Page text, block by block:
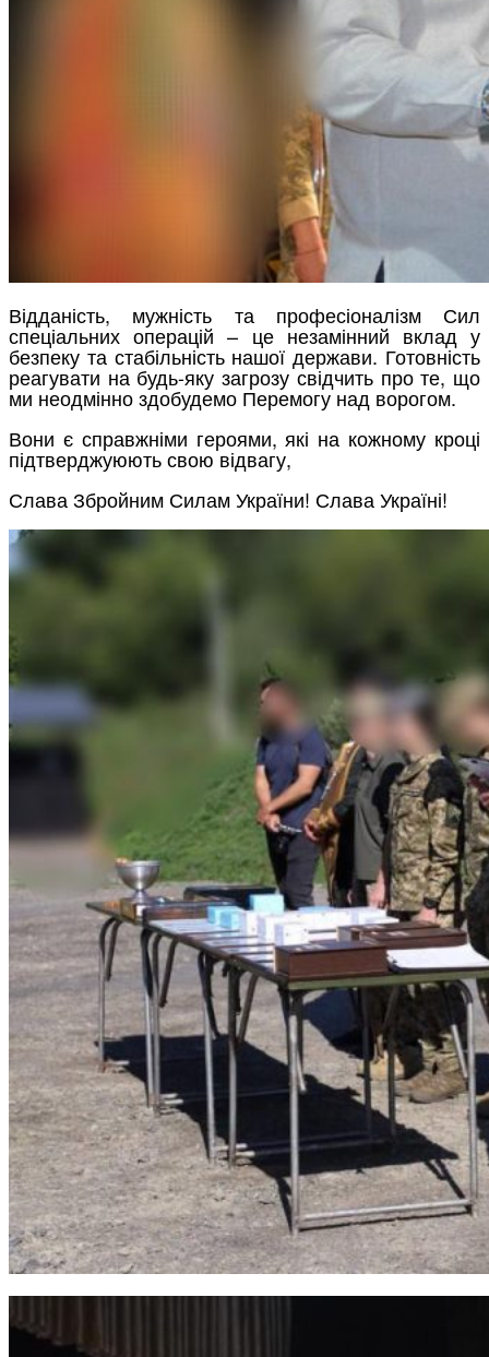
Відданість, мужність та професіоналізм Сил
спеціальних операцій – це незамінний вклад у
безпеку та стабільність нашої держави. Готовність
реагувати на будь-яку загрозу свідчить про те, що
ми неодмінно здобудемо Перемогу над ворогом.
Вони є справжніми героями, які на кожному кроці
підтверджуюють свою відвагу,
Слава Збройним Силам України! Слава Україні!